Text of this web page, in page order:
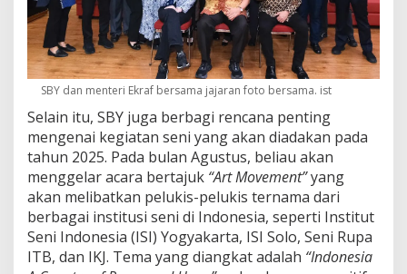
SBY dan menteri Ekraf bersama jajaran foto bersama. ist
Selain itu, SBY juga berbagi rencana penting
mengenai kegiatan seni yang akan diadakan pada
tahun 2025. Pada bulan Agustus, beliau akan
menggelar acara bertajuk “Art Movement”yang
akan melibatkan pelukis-pelukis ternama dari
berbagai institusi seni di Indonesia, seperti Institut
Seni Indonesia (ISI) Yogyakarta, ISI Solo, Seni Rupa
ITB, dan IKJ. Tema yang diangkat adalah “Indonesia